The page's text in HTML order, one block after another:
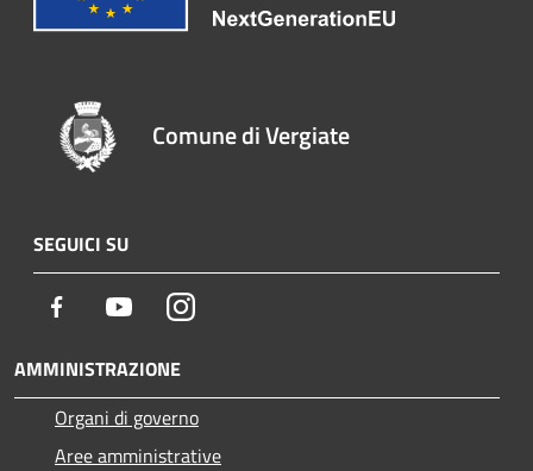
Comune di Vergiate
SEGUICI SU
Facebook YoutubeInstagram
AMMINISTRAZIONE
Organi di governo
Aree amministrative